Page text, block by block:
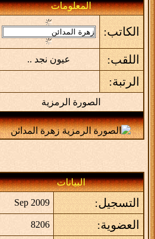
المعلومات
الكاتب:
اللقب: عيون نجد ..
الرتبة:
الصورة الرمزية
البيانات
التسجيل: Sep 2009
العضوية: 8206